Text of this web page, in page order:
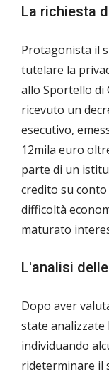
La richiesta
Protagonista il
tutelare la
allo Sportello di
ricevuto un
esecutivo,
12mila euro
parte di un
credito su
difficoltà
maturato
L'analisi
Dopo aver
state analizzate
individuando
rideterminare il